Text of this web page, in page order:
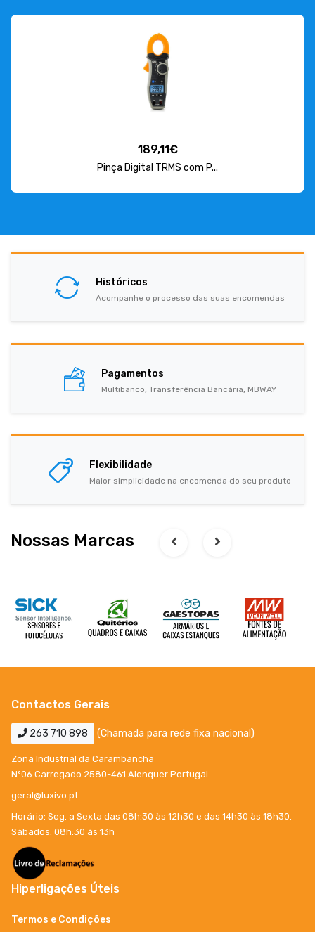
189,11€
Pinça Digital TRMS com P...
Históricos
Acompanhe o processo das suas encomendas
Pagamentos
Multibanco, Transferência Bancária, MBWAY
Flexibilidade
Maior simplicidade na encomenda do seu produto
Nossas Marcas
Contactos Gerais
263 710 898 (Chamada para rede fixa nacional)
Zona Industrial da Carambancha
Nº06 Carregado 2580-461 Alenquer Portugal
geral@luxivo.pt
Horário: Seg. a Sexta das 08h:30 às 12h30 e das 14h30 às 18h30.
Sábados: 08h:30 ás 13h
Hiperligações Úteis
Termos e Condições